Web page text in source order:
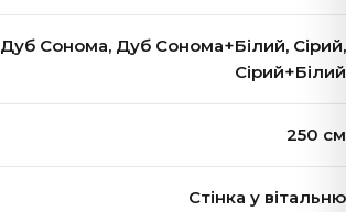
Сонома, Дуб Сонома+Білий, Сірий,
Сірий+Білий
250 см
Стінка у вітальню